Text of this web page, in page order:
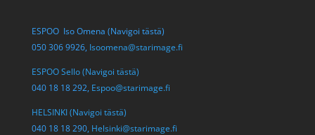
ESPOO Iso Omena (Navigoi tästä)
050 306 9926, Isoomena@starimage.fi
ESPOO Sello (Navigoi tästä)
040 18 18 292, Espoo@starimage.fi
HELSINKI (Navigoi tästä)
040 18 18 290, Helsinki@starimage.fi